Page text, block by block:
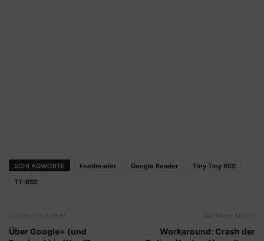
SCHLAGWORTE Feedreader Google Reader
Tiny Tiny RSS
TT-RSS
Über Google+ (und
Workaround: Crash der